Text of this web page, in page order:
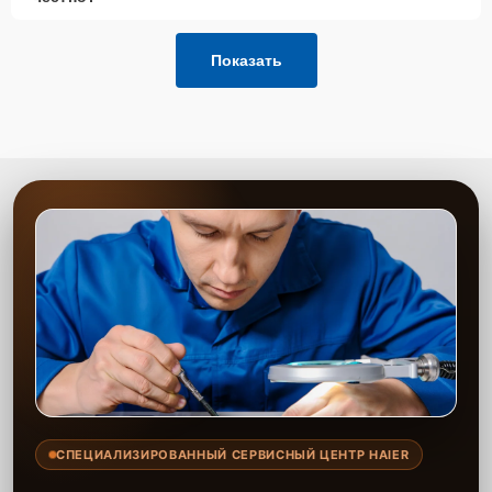
Позвонить по телефону горячей линии или
запросить обратный звонок через Форму заявки
для быстрого уточнения деталей.
Привезти устройство в ближайший центр или
Дождаться оповещения о готовности и забрать
курьерской доставкой.
При необходимости клиент может воспользоваться услугой
вызова мастера для проведения диагностики и ремонта в
желаемом месте и удобное время.
Какие предоставляются
гарантии
распространяется на все виды ремонта, а также на все
используемые запчасти. Гарантия включает в себя срочную
Показать
СПЕЦИАЛИЗИРОВАННЫЙ СЕРВИСНЫЙ ЦЕНТР HAIER